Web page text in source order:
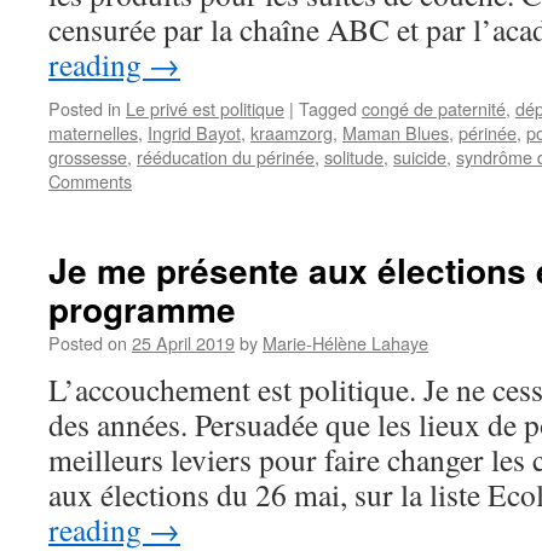
censurée par la chaîne ABC et par
reading →
Posted in Le privé est politique | Tagged congé de paternité,
maternelles, Ingrid Bayot, kraamzorg, Maman Blues, périnée,
grossesse, rééducation du périnée, solitude, suicide, syndrôme
Comments
Je me présente aux élections
programme
Posted on 25 April 2019by Marie-Hélène Lahaye
L’accouchement est politique. Je ne
des années. Persuadée que les lieux de
meilleurs leviers pour faire changer les
aux élections du 26 mai, sur la liste
reading →